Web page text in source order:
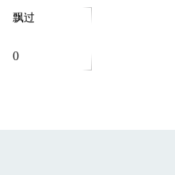
飘过
0